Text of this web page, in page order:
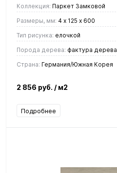
Коллекция: Паркет Замковой
Размеры, мм: 4 х 125 х 600
Тип рисунка: елочкой
Порода дерева: фактура дерева
Страна: Германия/Южная Корея
2 856 руб. / м2
Подробнее